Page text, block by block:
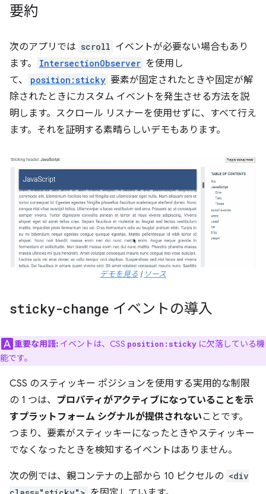
要約
次のアプリでは scroll イベントが必要ない場合もあり
ます。
IntersectionObserver を使用し
て、
position:sticky 要素が固定されたときや固定が解
除されたときにカスタム イベントを発生させる方法を説
明します。スクロール リスナーを使用せずに、すべて行え
ます。それを証明する素晴らしいデモもあります。
デモを見る | ソース
sticky-change イベントの導入
重要な用語: イベントは、CSS position:sticky に欠落している機
能です。
CSS のスティッキー ポジションを使用する実用的な制限
の 1 つは、 プロパティがアクティブになっていることを示
すプラットフォーム シグナルが提供されない ことです。
つまり、要素がスティッキーになったときやスティッキー
でなくなったときを検知するイベントはありません。
次の例では、親コンテナの上部から 10 ピクセルの <div